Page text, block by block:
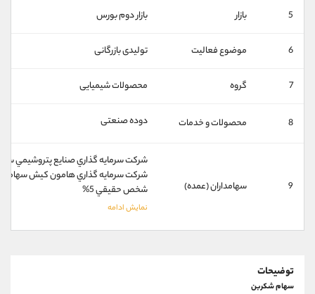
5 بازار بازار دوم بورس
6 موضوع فعالیت تولیدی بازرگانی
7 گروه محصولات شیمیایی
8 محصولات و خدمات دوده صنعتی
9 سهامداران (عمده)
شركت سرمايه گذاري صنايع پتروشيمي
شركت سرمايه گذاري هامون كيش سهامي
شخص حقيقي 5%
توضیحات
سهام شکربن